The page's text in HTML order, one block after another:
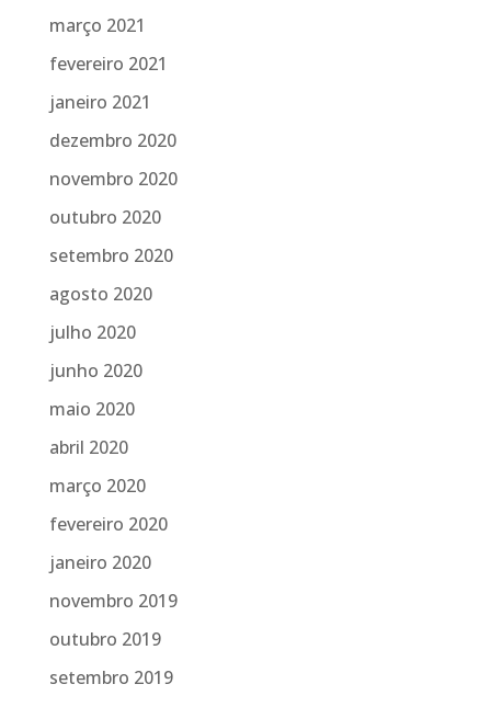
março 2021
fevereiro 2021
janeiro 2021
dezembro 2020
novembro 2020
outubro 2020
setembro 2020
agosto 2020
julho 2020
junho 2020
maio 2020
abril 2020
março 2020
fevereiro 2020
janeiro 2020
novembro 2019
outubro 2019
setembro 2019